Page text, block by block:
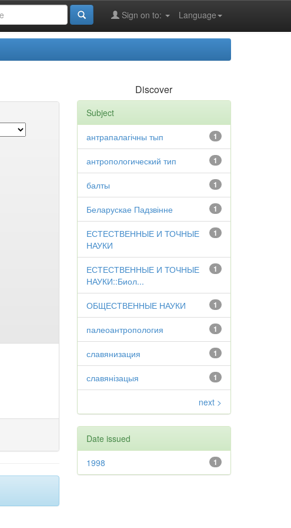
Language
Sign on to:
Discover
Subject
1
антрапалагічны тып
1
антропологический тип
1
балты
1
Беларускае Падзвінне
1
ЕСТЕСТВЕННЫЕ И ТОЧНЫЕ
НАУКИ
1
ЕСТЕСТВЕННЫЕ И ТОЧНЫЕ
НАУКИ::Биол...
1
ОБЩЕСТВЕННЫЕ НАУКИ
1
палеоантропология
1
славянизация
1
славянізацыя
next >
Date issued
1
1998